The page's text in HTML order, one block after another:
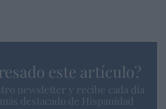
este artículo?
newsletter y recibe cada dia
destacado de Hispanidad